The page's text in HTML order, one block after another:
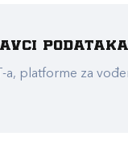
podataka
platforme za